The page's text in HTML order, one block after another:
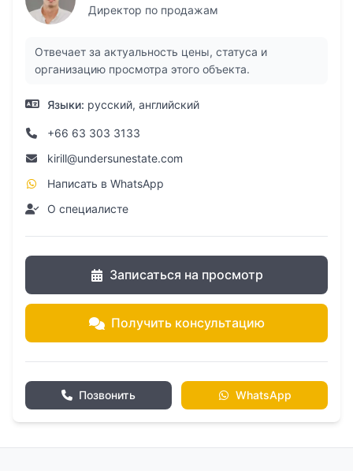
Сдача объекта: 4 квартал 2028 года.
Директор по продажам
Отвечает за актуальность цены, статуса и
организацию просмотра этого объекта.
Языки: русский, английский
+66 63 303 3133
kirill@undersunestate.com
Написать в WhatsApp
О специалисте
Записаться на просмотр
Получить консультацию
Позвонить WhatsApp